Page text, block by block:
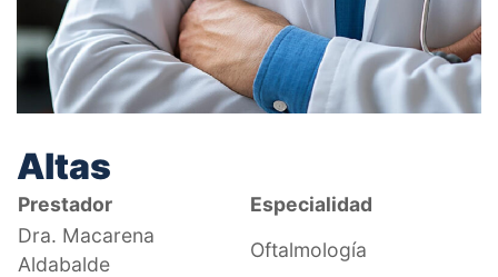
Altas
Prestador
Especialidad
Dra. Macarena
Aldabalde
Oftalmología